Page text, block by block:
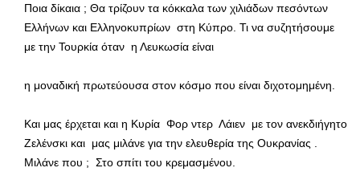
Ποια δίκαια ; Θα τρίζουν τα κόκκαλα των χιλιάδων πεσόντων
Ελλήνων και Ελληνοκυπρίων στη Κύπρο. Τι να συζητήσουμε
με την Τουρκία όταν η Λευκωσία είναι
η μοναδική πρωτεύουσα στον κόσμο που είναι διχοτομημένη.
Και μας έρχεται και η Κυρία Φορ ντερ Λάιεν με τον ανεκδιήγητο
Ζελένσκι και μας μιλάνε για την ελευθερία της Ουκρανίας .
Μιλάνε που ; Στο σπίτι του κρεμασμένου.